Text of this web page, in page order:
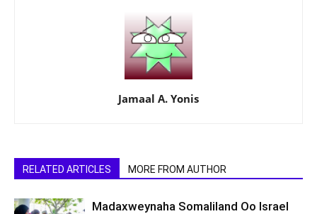
Jamaal A. Yonis
RELATED ARTICLES MORE FROM AUTHOR
Madaxweynaha Somaliland Oo Israel